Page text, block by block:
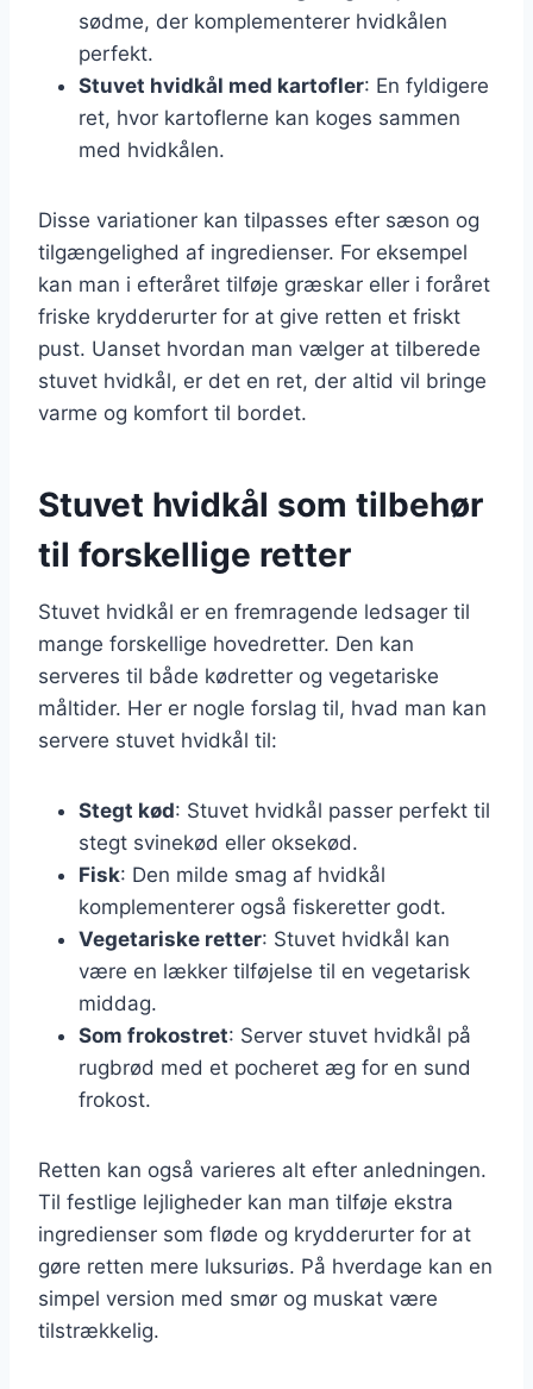
sødme, der komplementerer hvidkålen
perfekt.
Stuvet hvidkål med kartofler: En fyldigere
ret, hvor kartoflerne kan koges sammen
med hvidkålen.
Disse variationer kan tilpasses efter sæson og
tilgængelighed af ingredienser. For eksempel
kan man i efteråret tilføje græskar eller i foråret
friske krydderurter for at give retten et friskt
pust. Uanset hvordan man vælger at tilberede
stuvet hvidkål, er det en ret, der altid vil bringe
varme og komfort til bordet.
Stuvet hvidkål som tilbehør
til forskellige retter
Stuvet hvidkål er en fremragende ledsager til
mange forskellige hovedretter. Den kan
serveres til både kødretter og vegetariske
måltider. Her er nogle forslag til, hvad man kan
servere stuvet hvidkål til:
Stegt kød: Stuvet hvidkål passer perfekt til
stegt svinekød eller oksekød.
Fisk: Den milde smag af hvidkål
komplementerer også fiskeretter godt.
Vegetariske retter: Stuvet hvidkål kan
være en lækker tilføjelse til en vegetarisk
middag.
Som frokostret: Server stuvet hvidkål på
rugbrød med et pocheret æg for en sund
frokost.
Retten kan også varieres alt efter anledningen.
Til festlige lejligheder kan man tilføje ekstra
ingredienser som fløde og krydderurter for at
gøre retten mere luksuriøs. På hverdage kan en
simpel version med smør og muskat være
tilstrækkelig.